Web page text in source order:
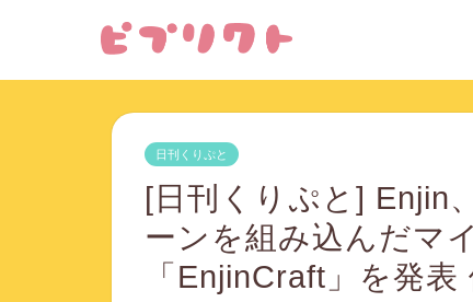
日刊くりぷと
[日刊くりぷと] Enjin
ーンを組み込んだマ
「EnjinCraft」を発